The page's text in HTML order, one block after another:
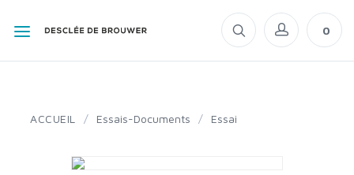
0
ACCUEIL / Essais-Documents / Essai